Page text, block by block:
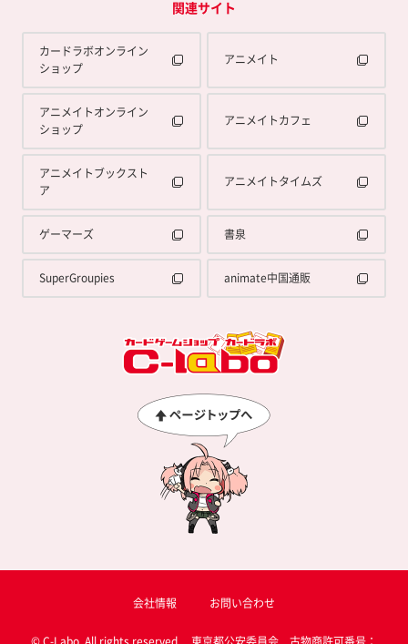
関連サイト
カードラボオンライン
ショップ
アニメイト
アニメイトオンライン
ショップ
アニメイトカフェ
アニメイトブックスト
ア
アニメイトタイムズ
ゲーマーズ 書泉
SuperGroupies animate中国通販
会社情報 お問い合わせ